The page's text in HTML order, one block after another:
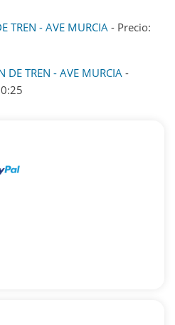
TREN - AVE MURCIA - Precio:
DE TREN - AVE MURCIA -